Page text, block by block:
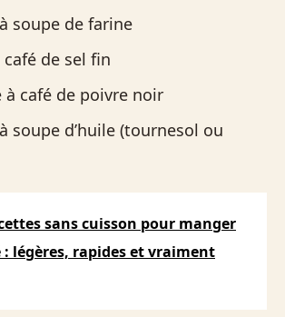
soupe de farine
de sel fin
à café de poivre noir
soupe d’huile (tournesol ou
sans cuisson pour manger
légères, rapides et vraiment